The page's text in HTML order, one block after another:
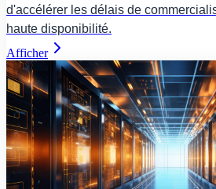
d'accélérer les délais de
haute disponibilité.
Afficher